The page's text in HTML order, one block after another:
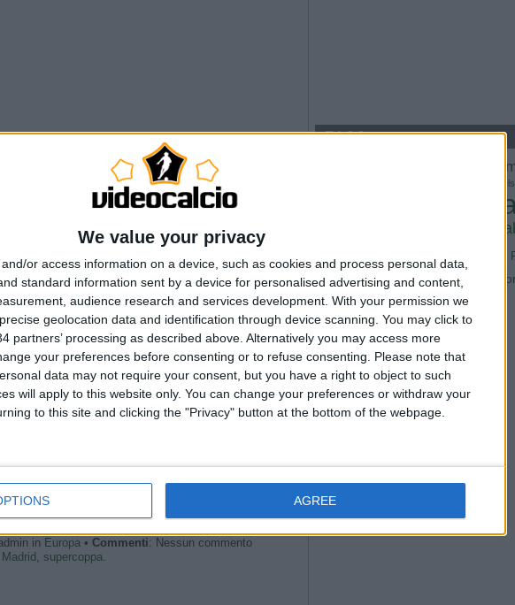
We value your privacy
or access information on a device, such as cookies and process personal data,
standard information sent by a device for personalised advertising and content,
audience research and services development. With your permission we
geolocation data and identification through device scanning. You may click to
partners’ processing as described above. Alternatively you may access more
your preferences before consenting or to refuse consenting. Please note that
data may not require your consent, but you have a right to object to such
will apply to this website only. You can change your preferences or withdraw your
to this site and clicking the "Privacy" button at the bottom of the webpage.
AGREE
il Real Madrid
League
League 2016/17
Pubblicità ---
in Europa • Commenti: Nessun commento
supercoppa
TAGS
calcio
2026
Nazionale
Roma Sampdoria Serie A
WorldCup2026